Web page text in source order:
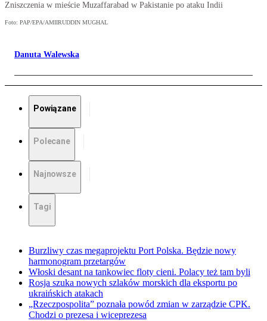
Zniszczenia w mieście Muzaffarabad w Pakistanie po ataku Indii
Foto: PAP/EPA/AMIIRUDDIN MUGHAL
Danuta Walewska
Powiązane
Polecane
Najnowsze
Tagi
Burzliwy czas megaprojektu Port Polska. Będzie nowy
harmonogram przetargów
Włoski desant na tankowiec floty cieni. Polacy też tam byli
Rosja szuka nowych szlaków morskich dla eksportu po
ukraińskich atakach
„Rzeczpospolita” poznała powód zmian w zarządzie CPK.
Chodzi o prezesa i wiceprezesa